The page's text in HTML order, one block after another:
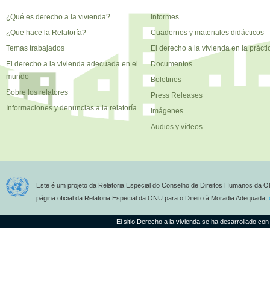
¿Qué es derecho a la vivienda?
¿Que hace la Relatoría?
Temas trabajados
El derecho a la vivienda adecuada en el
mundo
Sobre los relatores
Informaciones y denuncias a la relatoría
Informes
Cuadernos y materiales didácticos
El derecho a la vivienda en la
Documentos
Boletines
Press Releases
Imágenes
Audios y vídeos
Este é um projeto da Relatoria Especial do Conselho de Direitos Humanos da
página oficial da Relatoria Especial da ONU para o Direito à Moradia Adequada,
El sitio Derecho a la vivienda se ha desarrollado